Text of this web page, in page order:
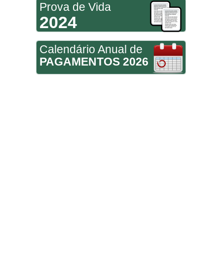
Prova de Vida
2024
Calendário Anual de
PAGAMENTOS 2026